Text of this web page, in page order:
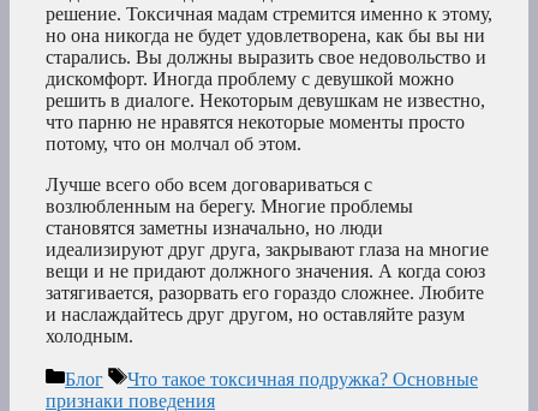
решение. Токсичная мадам стремится именно к этому,
но она никогда не будет удовлетворена, как бы вы ни
старались. Вы должны выразить свое недовольство и
дискомфорт. Иногда проблему с девушкой можно
решить в диалоге. Некоторым девушкам не известно,
что парню не нравятся некоторые моменты просто
потому, что он молчал об этом.
Лучше всего обо всем договариваться с
возлюбленным на берегу. Многие проблемы
становятся заметны изначально, но люди
идеализируют друг друга, закрывают глаза на многие
вещи и не придают должного значения. А когда союз
затягивается, разорвать его гораздо сложнее. Любите
и наслаждайтесь друг другом, но оставляйте разум
холодным.
Рубрики
Блог Метки
Что такое токсичная подружка? Основные
признаки поведения